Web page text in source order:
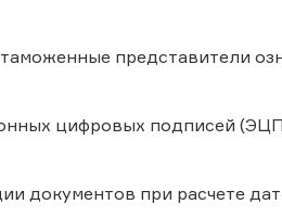
представители
цифровых подписей
документов при расчете